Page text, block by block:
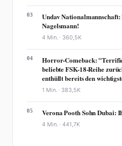
03
Undav
Nagelsmann!
4 Min. · 360,5K
04
Horror-Comeback:
beliebte FSK-18-Reihe
enthüllt bereits den
1 Min. · 383,5K
05 Verona Pooth Sohn Dubai:
4 Min. ·441,7K